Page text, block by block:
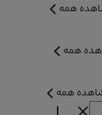
همه
همه
همه